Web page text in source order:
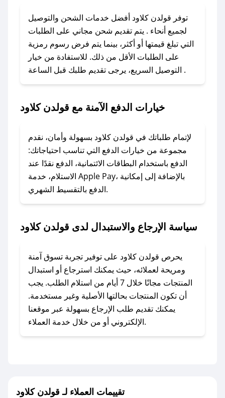
تواصل معنا عبر تويتر أو البريد الإلكتروني لإضافته
بسرعة.
### كيفية استخدام كود خصم قولدن كلاود؟
1. انسخ كود الخصم من تطبيق صحصح.
2. الصقه في خانة الدفع عند التسوق من قولدن
لا تقلق! يمكنك التواصل مع فريق دعم صحصح عبر
الرسائل الخاصة على تويتر أو البريد الإلكتروني،
وسنقوم بحل المشكلة في أسرع وقت ممكن.
### ماذا أفعل إذا لم أجد كود خصم لمتجري
المفضل؟
مراسلتنا مباشرة وسنعمل على توفير الكوبونات في
### كيف تحصل على كوبونات خصم حصرية من
قولدن كلاود؟
للحصول على كوبونات وخصومات حصرية، قم بما
يلي:
- اضغط على أيقونة متابعة لمتجر قولدن كلاود في
جديد.
توفر قولدن كلاود أفضل خدمات الشحن والتوصيل
لجميع أنحاء . يتم تقديم شحن مجاني على الطلبات
التي تبلغ قيمتها أو أكثر، بينما يتم فرض رسوم رمزية
على الطلبات الأقل من ذلك. للاستفادة من خيار
التوصيل السريع، يرجى تقديم طلبك قبل الساعة .
خيارات الدفع الآمنة مع قولدن كلاود
لإتمام طلباتك في قولدن كلاود بسهولة وأمان، نقدم
مجموعة من خيارات الدفع التي تناسب احتياجاتك:
الدفع باستخدام البطاقات الائتمانية، الدفع نقدًا عند
الاستلام، خدمة Apple Pay، بالإضافة إلى إمكانية
الدفع بالتقسيط الشهري.
سياسة الإرجاع والاستبدال لدى قولدن كلاود
يحرص قولدن كلاود على توفير تجربة تسوق آمنة
ومريحة لعملائه، حيث يمكنك استرجاع أو استبدال
المنتجات مجانًا خلال 7 أيام من استلام الطلب. يجب
أن تكون المنتجات بحالتها الأصلية وغير مستخدمة.
يمكنك تقديم طلب الإرجاع بسهولة عبر موقعنا
الإلكتروني أو من خلال خدمة العملاء.
تقييمات العملاء لـ قولدن كلاود